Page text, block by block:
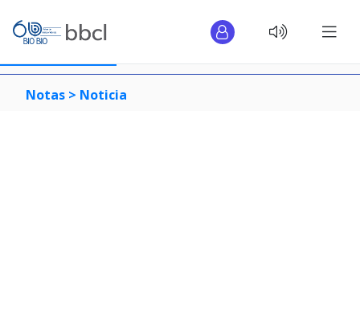
Notas > Noticia